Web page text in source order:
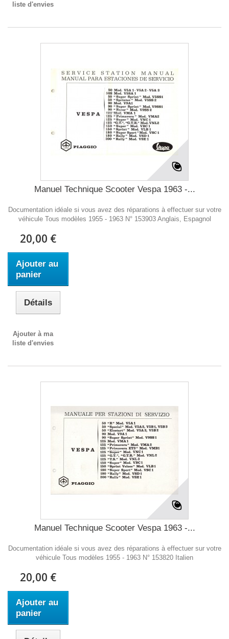
liste d'envies
Manuel Technique Scooter Vespa 1963 -...
Documentation idéale si vous avez des réparations à effectuer sur votre
véhicule Tous modèles 1955 - 1963 N° 153903 Anglais, Espagnol
20,00 €
Ajouter au
panier
Détails
Ajouter à ma
liste d'envies
Manuel Technique Scooter Vespa 1963 -...
Documentation idéale si vous avez des réparations à effectuer sur votre
véhicule Tous modèles 1955 - 1963 N° 153820 Italien
20,00 €
Ajouter au
panier